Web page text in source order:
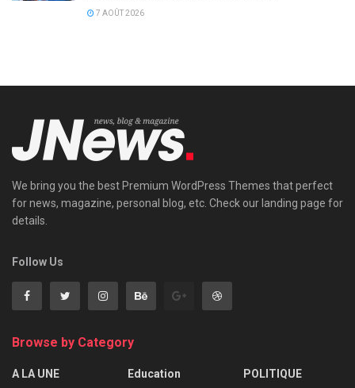
7 AOÛT 2026
We bring you the best Premium WordPress Themes that perfect
for news, magazine, personal blog, etc. Check our landing page for
details.
Follow Us
Browse by Category
A LA UNE
Education
POLITIQUE